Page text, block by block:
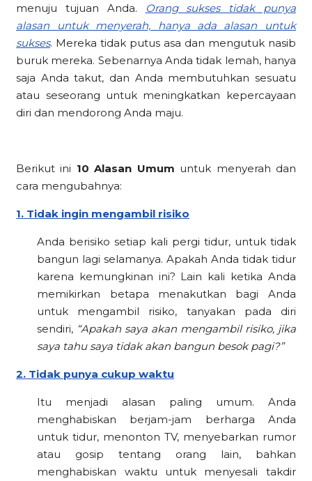
menuju tujuan Anda.
Orang sukses tidak punya
alasan untuk menyerah, hanya ada alasan untuk
sukses. Mereka tidak putus asa dan mengutuk nasib
buruk mereka. Sebenarnya Anda tidak lemah, hanya
saja Anda takut, dan Anda membutuhkan sesuatu
atau seseorang untuk meningkatkan kepercayaan
diri dan mendorong Anda maju.
Berikut ini 10 Alasan Umum untuk menyerah dan
cara mengubahnya:
1. Tidak ingin mengambil risiko
Anda berisiko setiap kali pergi tidur, untuk tidak
bangun lagi selamanya. Apakah Anda tidak tidur
karena kemungkinan ini? Lain kali ketika Anda
memikirkan betapa menakutkan bagi Anda
untuk mengambil risiko, tanyakan pada diri
sendiri, “Apakah saya akan mengambil risiko, jika
saya tahu saya tidak akan bangun besok pagi?”
2. Tidak punya cukup waktu
Itu menjadi alasan paling umum. Anda
menghabiskan berjam-jam berharga Anda
untuk tidur, menonton TV, menyebarkan rumor
atau gosip tentang orang lain, bahkan
menghabiskan waktu untuk menyesali takdir